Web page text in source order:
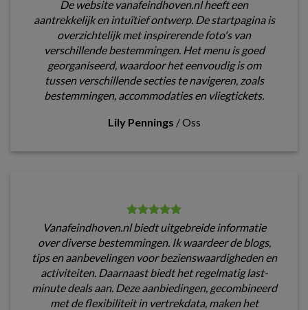
De website vanafeindhoven.nl heeft een
aantrekkelijk en intuïtief ontwerp. De startpagina is
overzichtelijk met inspirerende foto's van
verschillende bestemmingen. Het menu is goed
georganiseerd, waardoor het eenvoudig is om
tussen verschillende secties te navigeren, zoals
bestemmingen, accommodaties en vliegtickets.
Lily Pennings /Oss
Vanafeindhoven.nl biedt uitgebreide informatie
over diverse bestemmingen. Ik waardeer de blogs,
tips en aanbevelingen voor bezienswaardigheden en
activiteiten. Daarnaast biedt het regelmatig last-
minute deals aan. Deze aanbiedingen, gecombineerd
met de flexibiliteit in vertrekdata, maken het